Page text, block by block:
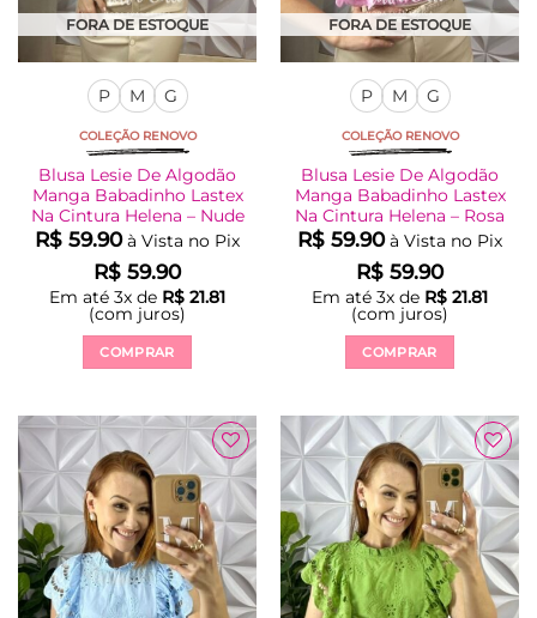
FORA DE ESTOQUE
P M G
COLEÇÃO RENOVO
Blusa Lesie De Algodão
Manga Babadinho Lastex
Na Cintura Helena – Nude
R$ 59.90 à Vista no Pix
R$ 59.90
Em até 3x de R$ 21.81
(com juros)
COMPRAR
tem
várias
variantes.
As
opções
podem
ser
escolhidas
FORA DE ESTOQUE
P M G
COLEÇÃO RENOVO
Blusa Lesie De Algodão
Manga Babadinho Lastex
Na Cintura Helena – Rosa
R$ 59.90 à Vista no Pix
R$ 59.90
Em até 3x de R$ 21.81
(com juros)
COMPRAR
tem
várias
variantes.
As
opções
podem
ser
escolhidas
Adicionar
à Lista
Adicionar
à Lista